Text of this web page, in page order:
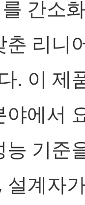
간소
춘 리니
. 이 제
야에서
능 기준
설계자